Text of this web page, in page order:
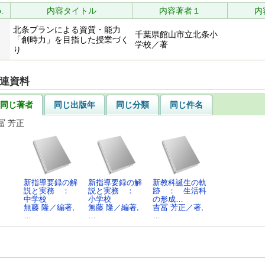
内容タイトル 内容著者１ 内
北条プランによる資質・能力
「創時力」を目指した授業づく
り
千葉県館山市立北条小
学校／著
資料
同じ著者 同じ出版年 同じ分類
同じ件名
芳正
新指導要録の解
説と実務 ：
中学校
無藤 隆／編著,
…
新指導要録の解
説と実務 ：
小学校
無藤 隆／編著,
…
新教科誕生の軌
跡 ： 生活科
の形成…
吉冨 芳正／著,
…